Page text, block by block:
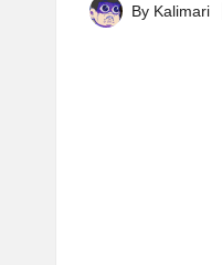
Posted
By Kalimari